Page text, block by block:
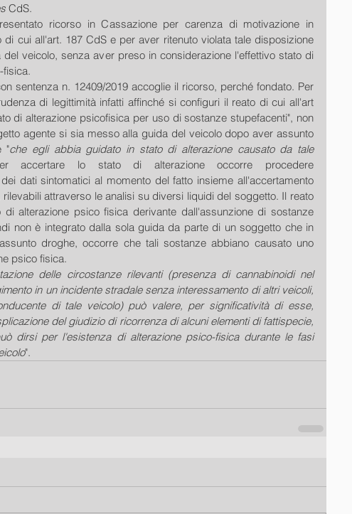
CdS.
ricorso in Cassazione per carenza di motivazione in
di cui all'art. 187 CdS e per aver ritenuto violata tale disposizione
del veicolo, senza aver preso in considerazione l'effettivo stato di
fisica.
sentenza n. 12409/2019 accoglie il ricorso, perché fondato. Per
di legittimità infatti affinché si configuri il reato di cui all'art
di alterazione psicofisica per uso di sostanze stupefacenti", non
agente si sia messo alla guida del veicolo dopo aver assunto
"che egli abbia guidato in stato di alterazione causato da tale
accertare lo stato di alterazione occorre procedere
dati sintomatici al momento del fatto insieme all'accertamento
attraverso le analisi su diversi liquidi del soggetto. Il reato
alterazione psico fisica derivante dall'assunzione di sostanze
non è integrato dalla sola guida da parte di un soggetto che in
droghe, occorre che tali sostanze abbiano causato uno
psico fisica.
delle circostanze rilevanti (presenza di cannabinoidi nel
in un incidente stradale senza interessamento di altri veicoli,
di tale veicolo) può valere, per significatività di esse,
del giudizio di ricorrenza di alcuni elementi di fattispecie,
dirsi per l'esistenza di alterazione psico-fisica durante le fasi
".